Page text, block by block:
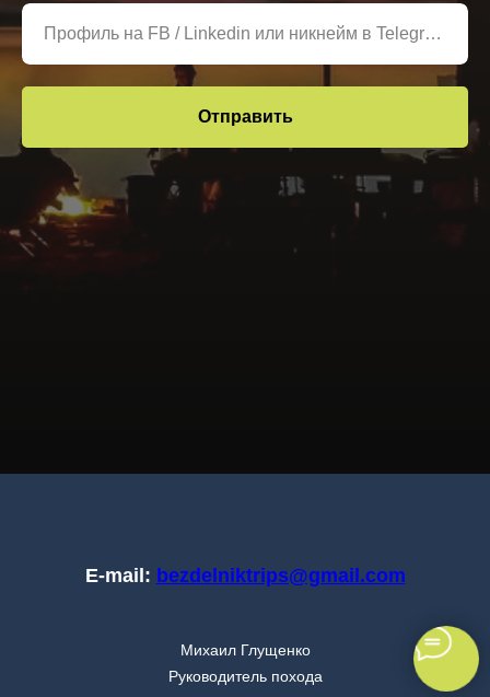
Профиль на FB / Linkedin или никнейм в Telegram
Отправить
E-mail: bezdelniktrips@gmail.com
Михаил Глущенко
Руководитель похода